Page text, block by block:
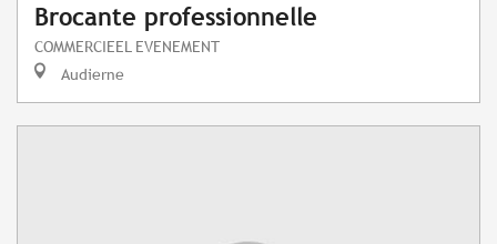
Brocante professionnelle
COMMERCIEEL EVENEMENT
Audierne